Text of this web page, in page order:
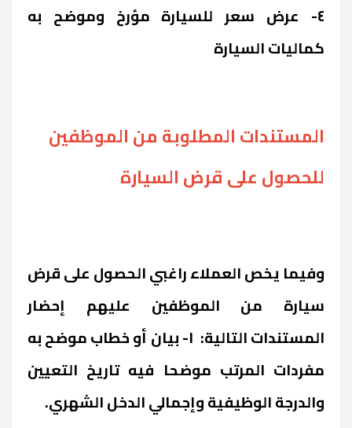
٤- عرض سعر للسيارة مؤرخ وموضح به
كماليات السيارة
المستندات المطلوبة من الموظفين
للحصول على قرض السيارة
وفيما يخص العملاء راغبي الحصول على قرض
سيارة من الموظفين عليهم إحضار
المستندات التالية: ١- بيان أو خطاب موضح به
مفردات المرتب موضحا فيه تاريخ التعيين
والدرجة الوظيفية وإجمالي الدخل الشهري.